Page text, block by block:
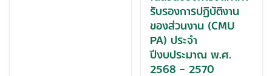
รับรองการปฏิบัติงาน
ของส่วนงาน (CMU
PA) ประจำ
ปีงบประมาณ พ.ศ.
2568 – 2570